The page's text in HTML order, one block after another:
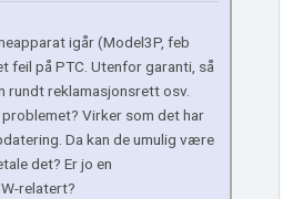
igår (Model3P, feb
feil på PTC. Utenfor garanti, så
rundt reklamasjonsrett osv.
Virker som det har
Da kan de umulig være
det? Er jo en
relatert?